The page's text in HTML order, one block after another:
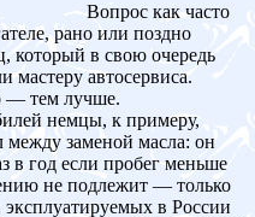
Вопрос как часто
рано или поздно
который в свою очередь
мастеру автосервиса.
— тем лучше.
немцы, к примеру,
заменой масла: он
в год если пробег меньше
не подлежит — только
в России